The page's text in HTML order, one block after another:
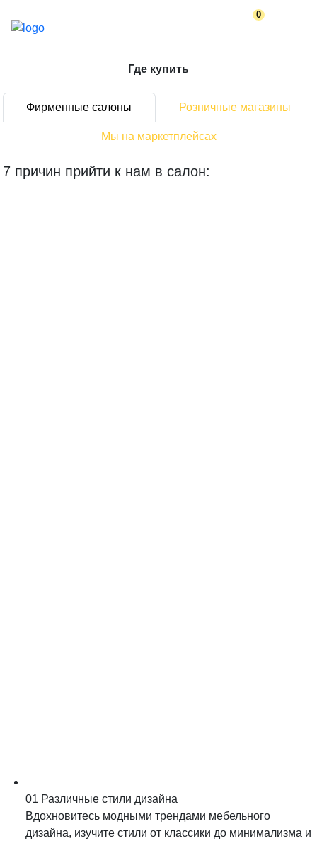
0
Где купить
Фирменные салоны Розничные магазины
Мы на маркетплейсах
7 причин прийти к нам в салон:
01 Различные стили дизайна
Вдохновитесь модными трендами мебельного
дизайна, изучите стили от классики до минимализма и